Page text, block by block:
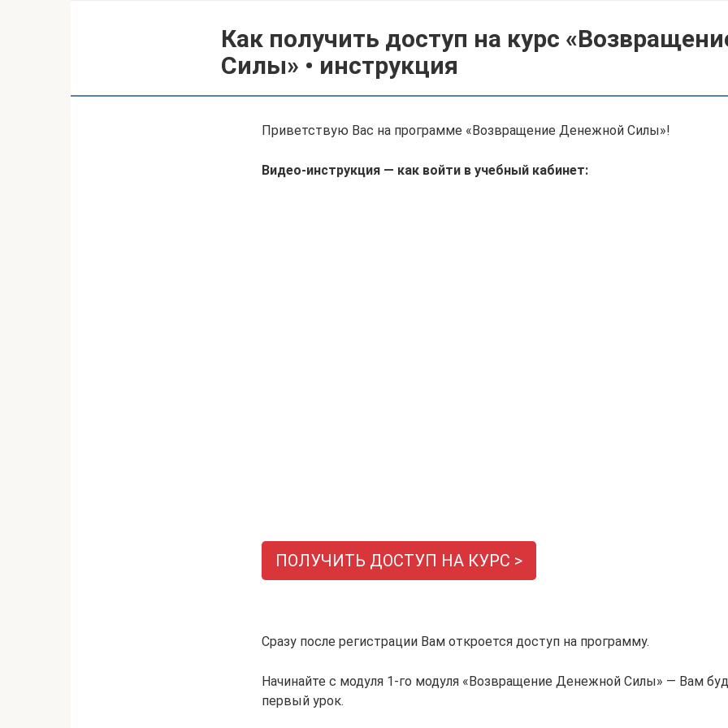
Как получить доступ на курс
Силы» • инструкция
Приветствую Вас на программе «Возвращение Денежной Силы»!
Видео-инструкция — как войти в учебный кабинет:
ПОЛУЧИТЬ ДОСТУП НА КУРС >
Сразу после регистрации Вам откроется доступ на программу.
Начинайте с модуля 1-го модуля «Возвращение Денежной Силы» — Вам
первый урок.